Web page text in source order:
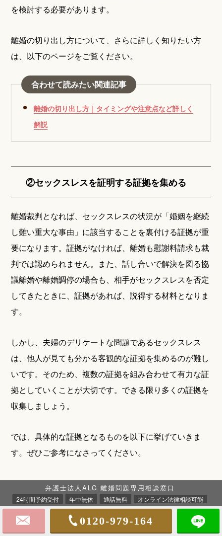
を検討する必要があります。
離婚の切り出し方について、さらに詳しく知りたい方
は、以下のページをご覧ください。
合わせて読みたい関連記事
離婚の切り出し方｜タイミングや注意点など詳しく
解説
②セックスレスを証明する証拠を集める
離婚裁判となれば、セックスレスの状況が「婚姻を継続
し難い重大な事由」に該当することを裏付ける証拠が重
要になります。証拠がなければ、離婚も慰謝料請求も裁
判では認められません。また、話し合いで解決を図る協
議離婚や離婚調停の場合も、相手がセックスレスを否定
してきたときに、証拠があれば、説得する材料となりま
す。
しかし、夫婦のデリケートな問題であるセックスレス
は、他人が見ても分かる客観的な証拠を集めるのが難し
いです。そのため、複数の証拠を組み合わせて有力な証
拠としていくことが大切です。できる限り多くの証拠を
収集しましょう。
では、具体的な証拠となるものを以下に挙げていきま
す。ぜひご参考になさってください。
日記やメール
夫婦のセックスレスについて記載してある日記は、証拠
弁護士法人ALG 離婚問題専用相談窓口
24時間予約受付 年中無休 通話無料 オンライン法律相談可能
0120-979-164